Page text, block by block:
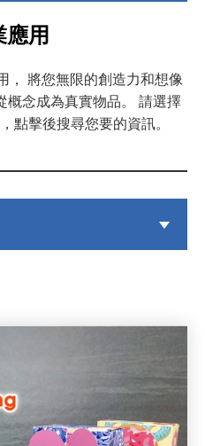
應用
， 將您無限的創造力和想像
念成為真實物品。 請選擇
點擊後搜尋您要的資訊。